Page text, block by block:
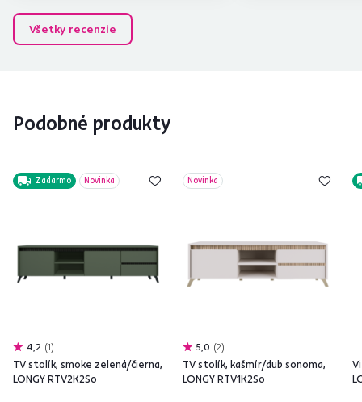
Všetky recenzie
Podobné produkty
Zadarmo Novinka
4,2 1
TV stolík, smoke zelená/čierna,
LONGY RTV2K2So
Novinka
5,0 2
TV stolík, kašmír/dub sonoma,
LONGY RTV1K2So